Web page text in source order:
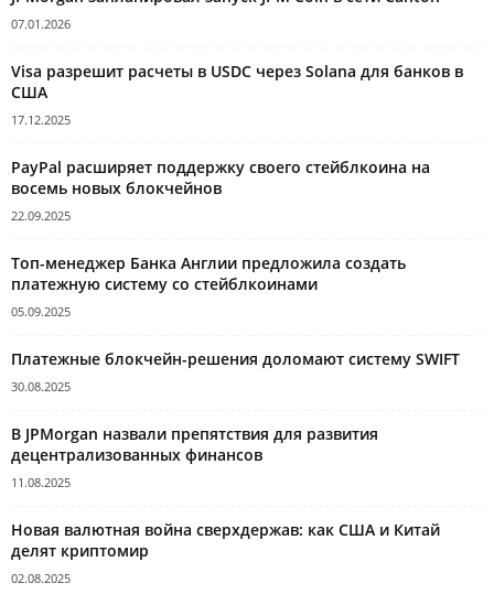
07.01.2026
Visa разрешит расчеты в USDC через Solana для банков в
США
17.12.2025
PayPal расширяет поддержку своего стейблкоина на
восемь новых блокчейнов
22.09.2025
Топ-менеджер Банка Англии предложила создать
платежную систему со стейблкоинами
05.09.2025
Платежные блокчейн-решения доломают систему SWIFT
30.08.2025
В JPMorgan назвали препятствия для развития
децентрализованных финансов
11.08.2025
Новая валютная война сверхдержав: как США и Китай
делят криптомир
02.08.2025